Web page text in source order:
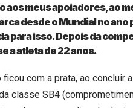
aos meus apoiadores, ao
desde o Mundial no ano
para isso. Depois da
a atleta de 22 anos.
com a prata, ao concluir
classe SB4